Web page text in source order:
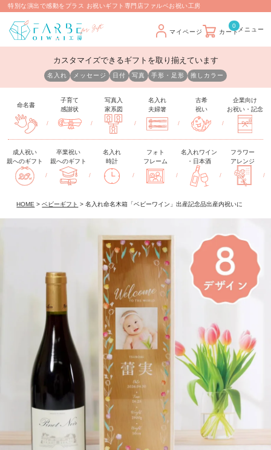
特別な演出で感動をプラス お祝いギフト専門店ファルベお祝い工房
マイページ
0
カート
カスタマイズできるギフトを取り揃えています
名入れ メッセージ 日付 写真 手形・足形 推しカラー
命名書
/
子育て
感謝状
/
写真入
家系図
/
名入れ
夫婦箸
/
古希
祝い
/
企業向け
お祝い・記念
成人祝い
親へのギフト
/
卒業祝い
親へのギフト
/
名入れ
時計
/
フォト
フレーム
/
名入れワイン
・日本酒
/
フラワー
アレンジ
/
HOME ベビーギフト 名入れ命名木箱「ベビーワイン」出産記念品出産内祝いに